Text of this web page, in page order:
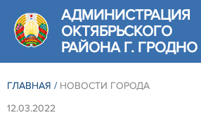
АДМИНИСТРАЦИЯ
ОКТЯБРЬСКОГО
РАЙОНА Г. ГРОДНО
ГЛАВНАЯ / НОВОСТИ ГОРОДА
12.03.2022